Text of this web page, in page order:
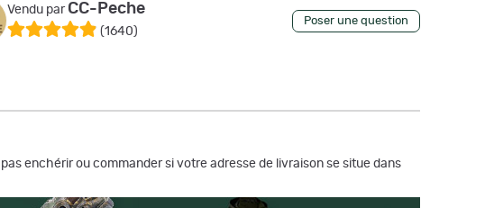
Vendu par CC-Peche
(1640)
Poser une question
enchérir ou commander si votre adresse de livraison se situe dans